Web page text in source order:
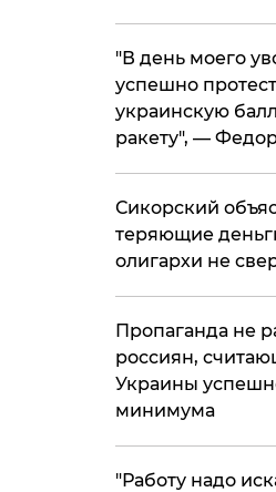
​"В день моего
успешно
украинскую
ракету", —
Сикорский
теряющие
олигархи не
​Пропаганда не
россиян,
Украины
минимума
"Работу надо